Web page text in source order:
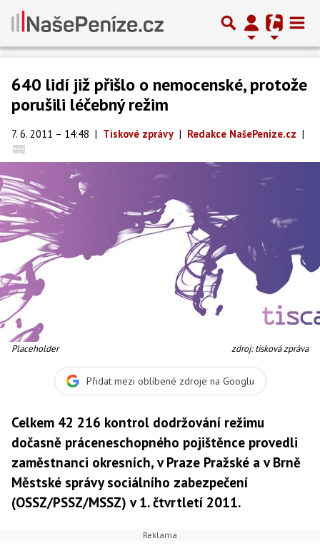
640 lidí již přišlo o nemocenské, protože
porušili léčebný režim
7. 6. 2011 – 14:48 | Tiskové zprávy | Redakce NašePeníze.cz |
Placeholder zdroj: tisková zpráva
Přidat mezi oblíbené zdroje na Googlu
Celkem 42 216 kontrol dodržování režimu
dočasně práceneschopného pojištěnce provedli
zaměstnanci okresních, v Praze Pražské a v Brně
Městské správy sociálního zabezpečení
(OSSZ/PSSZ/MSSZ) v 1. čtvrtletí 2011.